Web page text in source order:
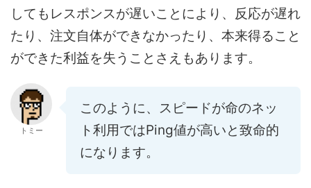
してもレスポンスが遅いことにより、反応が遅れ
たり、注文自体ができなかったり、本来得ること
ができた利益を失うことさえもあります。
トミー
このように、スピードが命のネッ
ト利用ではPing値が高いと致命的
になります。